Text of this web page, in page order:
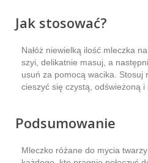
Jak stosować?
Nałóż niewielką ilość mleczka
szyi, delikatnie masuj, a
usuń za pomocą wacika. Stosuj
cieszyć się czystą, odświeżoną i
Podsumowanie
Mleczko różane do mycia